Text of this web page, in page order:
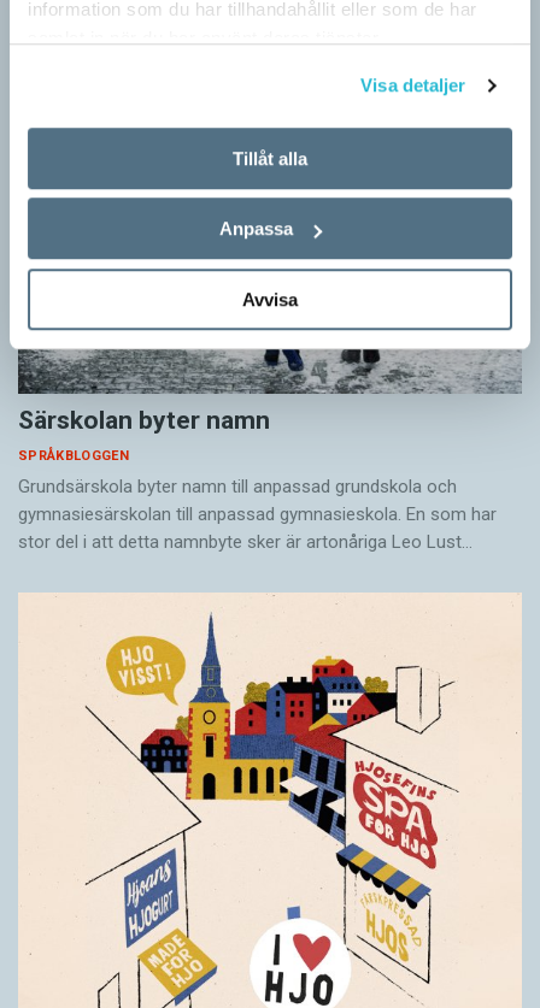
information som du har tillhandahållit eller som de har
Visa detaljer
Tillåt alla
Anpassa
Avvisa
också…
Särskolan byter namn
SPRÅKBLOGGEN
Grundsärskola byter namn till anpassad grundskola och
gymnasiesärskolan till anpassad gymnasieskola. En som har
stor del i att detta namnbyte sker är artonåriga Leo Lust…